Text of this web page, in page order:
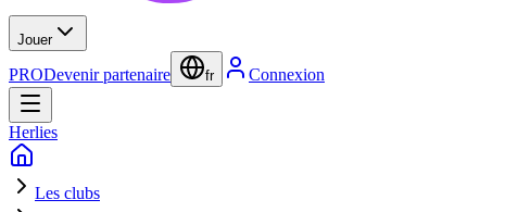
Jouer
PRODevenir partenaire fr Connexion
Herlies
Les clubs